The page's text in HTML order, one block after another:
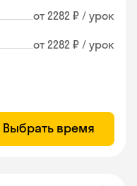
от 2282 ₽ / урок
от 2282 ₽ / урок
Выбрать время